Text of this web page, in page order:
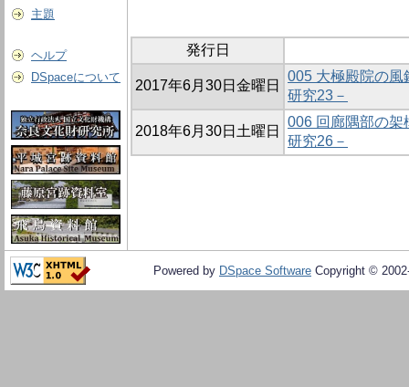
主題
ヘルプ
DSpaceについて
発行日
2017年6月30日金曜日
005 大極殿院の風
研究23－
2018年6月30日土曜日
006 回廊隅部の
研究26－
Powered by DSpace Software Copyright ©